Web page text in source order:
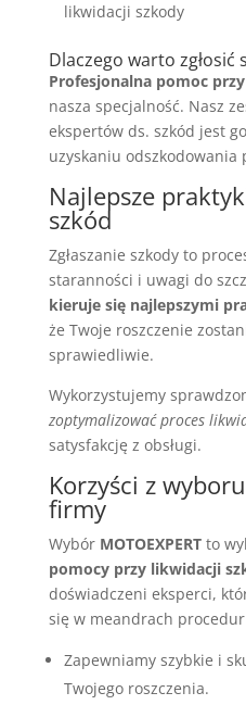
likwidacji szkody
Dlaczego warto zgłosić
Profesjonalna pomoc
nasza specjalność. Nasz
ekspertów ds. szkód jest
uzyskaniu odszkodowania
Najlepsze
szkód
Zgłaszanie szkody to
staranności i uwagi do
kieruje się najlepszymi
że Twoje roszczenie
sprawiedliwie.
Wykorzystujemy
zoptymalizować proces
satysfakcję z obsługi.
Korzyści z
firmy
Wybór MOTOEXPERTto
pomocy przy likwidacji
doświadczeni eksperci,
się w meandrach
Zapewniamy szybkie i
Twojego roszczenia.